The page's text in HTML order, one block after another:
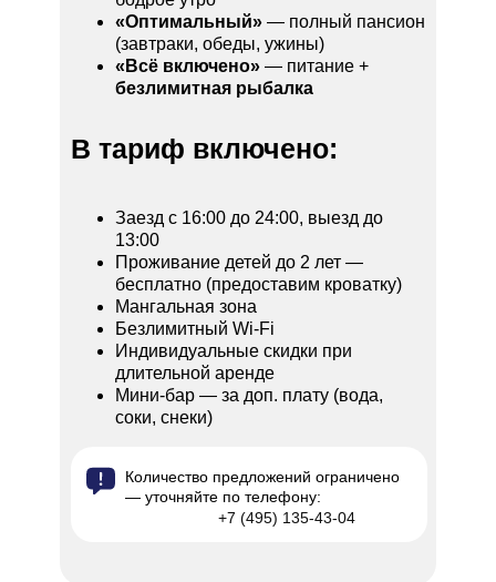
В тариф включено:
Заезд с 16:00 до 24:00, выезд до
13:00
Проживание детей до 2 лет —
бесплатно (предоставим кроватку)
Мангальная зона
Безлимитный Wi-Fi
Индивидуальные скидки при
длительной аренде
Мини-бар — за доп. плату (вода,
соки, снеки)
«Оптимальный» — полный пансион
(завтраки, обеды, ужины)
«Всё включено» — питание +
безлимитная рыбалка
Количество предложений ограничено
— уточняйте по телефону:
+7 (495) 135-43-04